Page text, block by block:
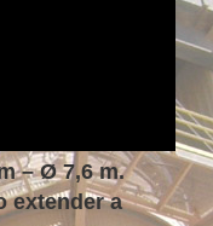
– Ø 7,6 m.
extender a